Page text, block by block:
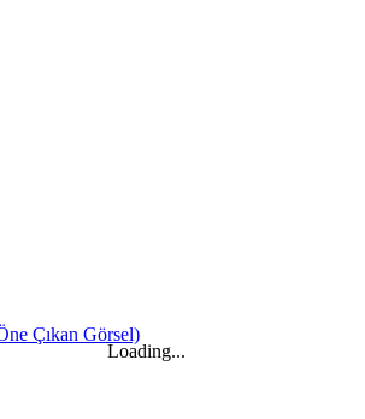
Loading...